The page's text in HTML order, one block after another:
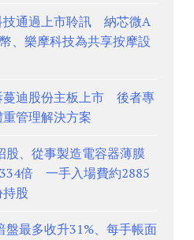
技通過上市聆訊 納芯微A
、樂摩科技為共享按摩設
蔓迪股份主板上市 後者專
管理解決方案
股、從事製造電容器薄膜
倍 一手入場費約2885
股
盤最多收升31%、每手帳面